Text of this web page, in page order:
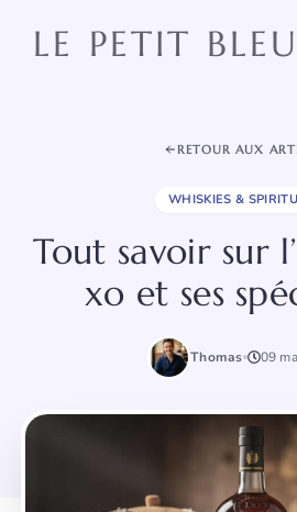
LE PETIT BLEU
RETOUR AUX
WHISKIES &
Tout savoir sur
xo et ses
Thomas 09